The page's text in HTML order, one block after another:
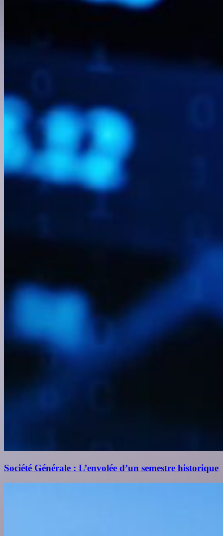
Société Générale : L’envolée d’un semestre historique